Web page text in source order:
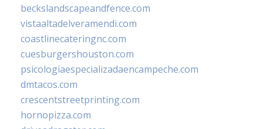
beckslandscapeandfence.com
vistaaltadelveramendi.com
coastlinecateringnc.com
cuesburgershouston.com
psicologiaespecializadaencampeche.com
dmtacos.com
crescentstreetprinting.com
hornopizza.com